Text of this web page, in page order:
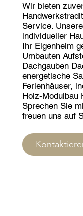
Wir bieten
Service.
individueller
Ihr Eigenheim
Umbauten
Dachgauben
energetische
Ferienhäuser,
Holz-Modulbau
Sprechen Sie
freuen uns auf